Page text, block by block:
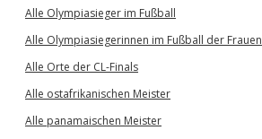
Alle Olympiasieger im Fußball
Alle Olympiasiegerinnen im Fußball der Frauen
Alle Orte der CL-Finals
Alle ostafrikanischen Meister
Alle panamaischen Meister